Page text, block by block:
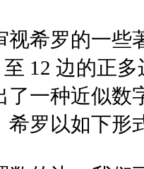
视希罗的一些
12 边的正
了一种近似数
希罗以如下形